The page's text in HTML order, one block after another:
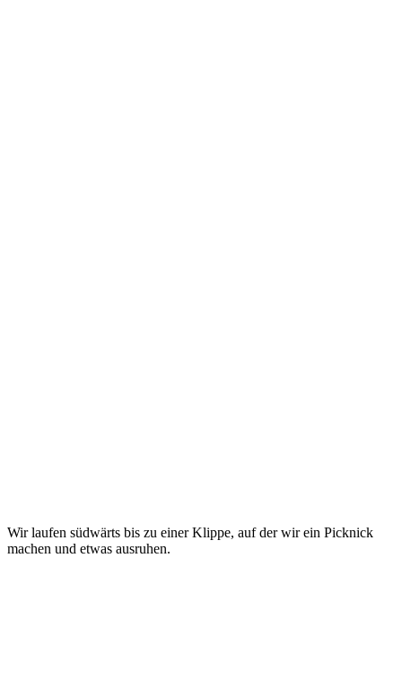
Wir laufen südwärts bis zu einer Klippe, auf der wir ein Picknick
machen und etwas ausruhen.